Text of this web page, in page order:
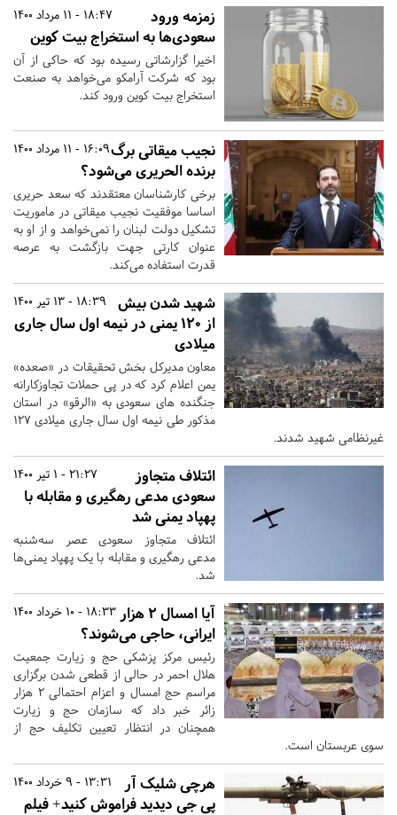
18:47 - 11 مرداد 1400
زمزمه ورود
سعودی‌ها به استخراج بیت کوین
اخیرا گزارشاتی رسیده بود که حاکی از آن
بود که شرکت آرامکو می‌خواهد به صنعت
استخراج بیت کوین ورود کند.
16:09 - 11 مرداد 1400نجیب میقاتی برگ
برنده الحریری می‌شود؟
برخی کارشناسان معتقدند که سعد حریری
اساسا موفقیت نجیب میقاتی در ماموریت
تشکیل دولت لبنان را نمی‌خواهد و از او به
عنوان کارتی جهت بازگشت به عرصه
قدرت استفاده می‌کند.
18:39 - 13 تیر 1400
شهید شدن بیش
از ۱۲۰ یمنی در نیمه اول سال جاری
میلادی
معاون مدیرکل بخش تحقیقات در «صعده»
یمن اعلام کرد که در پی حملات تجاوزکارانه
جنگنده های سعودی به «الرقو» در استان
مذکور طی نیمه اول سال جاری میلادی ۱۲۷
غیرنظامی شهید شدند.
21:27 - 1 تیر 1400
ائتلاف متجاوز
سعودی مدعی رهگیری و مقابله با
پهپاد یمنی شد
ائتلاف متجاوز سعودی عصر سه‌شنبه
مدعی رهگیری و مقابله با یک پهپاد یمنی‌ها
شد.
18:33 - 10 خرداد 1400 آیا امسال ۲ هزار
ایرانی، حاجی می‌شوند؟
رئیس مرکز پزشکی حج و زیارت جمعیت
هلال احمر در حالی از قطعی شدن برگزاری
مراسم حج امسال و اعزام احتمالی ۲ هزار
زائر خبر داد که سازمان حج و زیارت
همچنان در انتظار تعیین تکلیف حج از
سوی عربستان است.
13:31 - 9 خرداد 1400
هرچی شلیک آر
پی جی دیدید فراموش کنید+ فیلم